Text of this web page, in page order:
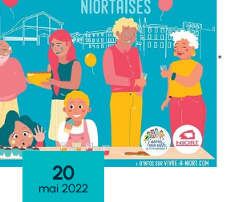
20
mai 2022